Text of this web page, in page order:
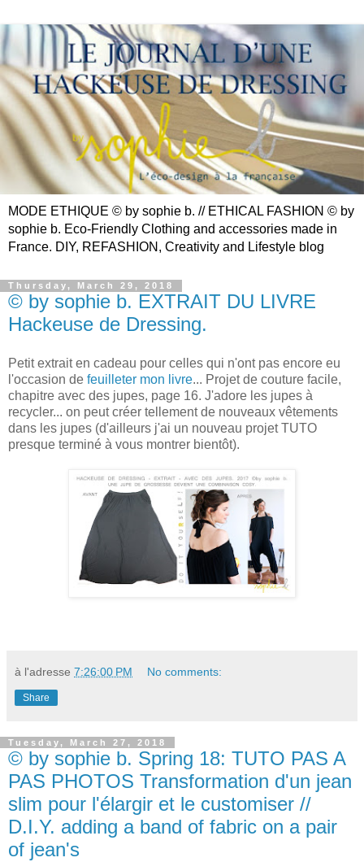
MODE ETHIQUE © by sophie b. // ETHICAL FASHION © by
sophie b. Eco-Friendly Clothing and accessories made in
France. DIY, REFASHION, Creativity and Lifestyle blog
Thursday, March 29, 2018
© by sophie b. EXTRAIT DU LIVRE
Hackeuse de Dressing.
Petit extrait en cadeau pour celles qui n'ont pas encore eu
l'occasion de feuilleter mon livre... Projet de couture facile,
chapitre avec des jupes, page 16. J'adore les jupes à
recycler... on peut créer tellement de nouveaux vêtements
dans les jupes (d'ailleurs j'ai un nouveau projet TUTO
presque terminé à vous montrer bientôt).
à l'adresse 7:26:00 PM No comments:
Share
Tuesday, March 27, 2018
© by sophie b. Spring 18: TUTO PAS A
PAS PHOTOS Transformation d'un jean
slim pour l'élargir et le customiser //
D.I.Y. adding a band of fabric on a pair
of jean's